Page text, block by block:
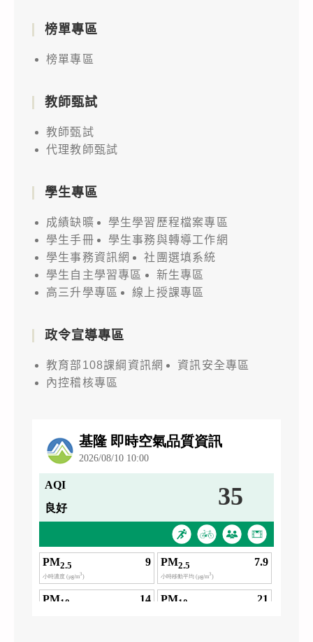
榜單專區
榜單專區
教師甄試
教師甄試
代理教師甄試
學生專區
成績缺曠
學生學習歷程檔案專區
學生手冊
學生事務與轉導工作網
學生事務資訊網
社團選填系統
學生自主學習專區
新生專區
高三升學專區
線上授課專區
政令宣導專區
教育部108課綱資訊網
資訊安全專區
內控稽核專區